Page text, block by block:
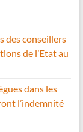
des conseillers
de l’Etat au
dans les
l’indemnité